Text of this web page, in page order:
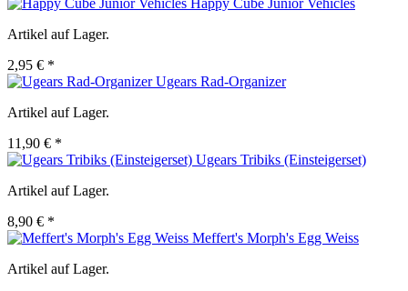
Happy Cube Junior Vehicles
Artikel auf Lager.
2,95 € *
Ugears Rad-Organizer
Artikel auf Lager.
11,90 € *
Ugears Tribiks (Einsteigerset)
Artikel auf Lager.
8,90 € *
Meffert's Morph's Egg Weiss
Artikel auf Lager.